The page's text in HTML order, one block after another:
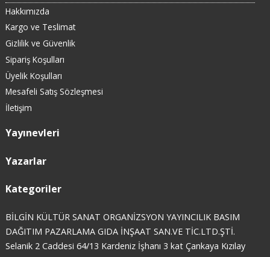
Hakkımızda
Kargo ve Teslimat
Gizlilik ve Güvenlik
Sipariş Koşulları
Üyelik Koşulları
Mesafeli Satış Sözleşmesi
İletişim
Yayınevleri
Yazarlar
Kategoriler
BİLGİN KÜLTÜR SANAT ORGANİZSYON YAYINCILIK BASIM
DAĞITIM PAZARLAMA GIDA İNŞAAT SAN.VE TİC.LTD.ŞTİ.
Selanik 2 Caddesi 64/13 Kardeniz İşhanı 3 kat Çankaya Kızılay